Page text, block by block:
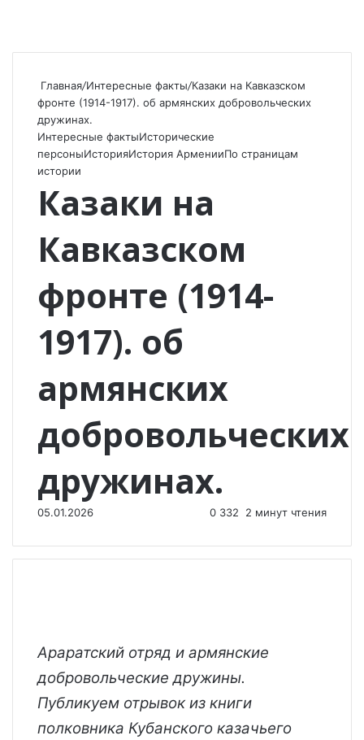
Главная/Интересные факты/Казаки на Кавказском
фронте (1914-1917). об армянских добровольческих
дружинах.
Интересные фактыИсторические
персоныИсторияИстория АрменииПо страницам
истории
Казаки на
Кавказском
фронте (1914-
1917). об
армянских
добровольческих
дружинах.
05.01.2026 0 332 2 минут чтения
Араратский отряд и армянские
добровольческие дружины.
Публикуем отрывок из книги
полковника Кубанского казачьего